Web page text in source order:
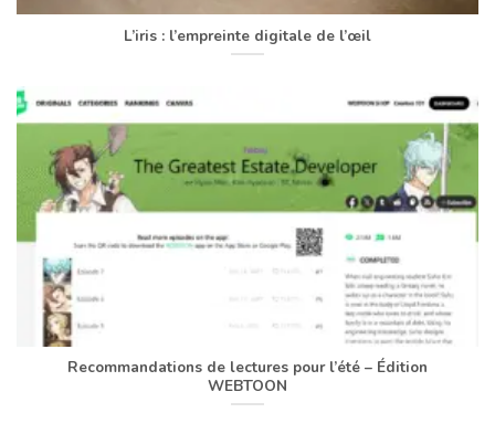
L’iris : l’empreinte digitale de l’œil
Recommandations de lectures pour l’été – Édition
WEBTOON